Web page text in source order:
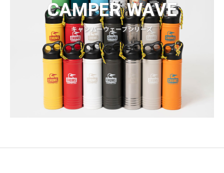
CAMPER WAVE
キャンパーウェーブシリーズ